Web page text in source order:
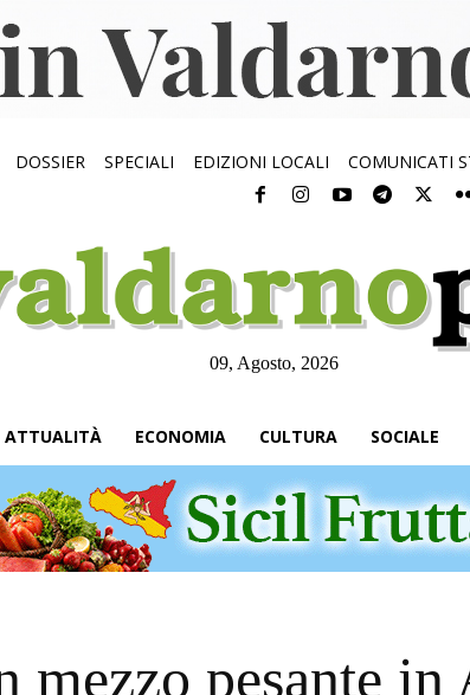
DOSSIER SPECIALI EDIZIONI LOCALI COMUNICATI
09, Agosto, 2026
ATTUALITÀ ECONOMIA CULTURA SOCIALE
mezzo pesante